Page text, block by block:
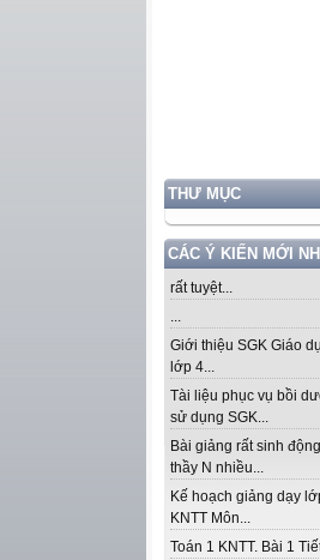
THƯ MỤC
CÁC Ý KIẾN MỚI
rất tuyệt...
...
Giới thiệu SGK Giáo
lớp 4...
Tài liệu phục vụ bồi
sử dụng SGK...
Bài giảng rất sinh
thầy N nhiều...
Kế hoạch giảng dạy
KNTT Môn...
Toán 1 KNTT. Bài 1